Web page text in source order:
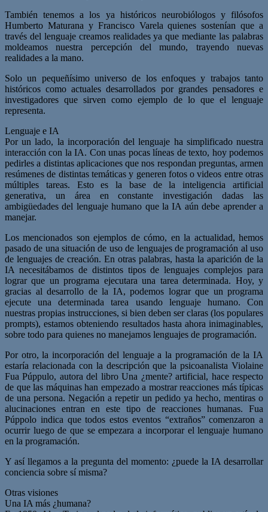
También tenemos a los ya históricos neurobiólogos y filósofos
Humberto Maturana y Francisco Varela quienes sostenían que a
través del lenguaje creamos realidades ya que mediante las palabras
moldeamos nuestra percepción del mundo, trayendo nuevas
realidades a la mano.
Solo un pequeñísimo universo de los enfoques y trabajos tanto
históricos como actuales desarrollados por grandes pensadores e
investigadores que sirven como ejemplo de lo que el lenguaje
representa.
Lenguaje e IA
Por un lado, la incorporación del lenguaje ha simplificado nuestra
interacción con la IA. Con unas pocas líneas de texto, hoy podemos
pedirles a distintas aplicaciones que nos respondan preguntas, armen
resúmenes de distintas temáticas y generen fotos o videos entre otras
múltiples tareas. Esto es la base de la inteligencia artificial
generativa, un área en constante investigación dadas las
ambigüedades del lenguaje humano que la IA aún debe aprender a
manejar.
Los mencionados son ejemplos de cómo, en la actualidad, hemos
pasado de una situación de uso de lenguajes de programación al uso
de lenguajes de creación. En otras palabras, hasta la aparición de la
IA necesitábamos de distintos tipos de lenguajes complejos para
lograr que un programa ejecutara una tarea determinada. Hoy, y
gracias al desarrollo de la IA, podemos lograr que un programa
ejecute una determinada tarea usando lenguaje humano. Con
nuestras propias instrucciones, si bien deben ser claras (los populares
prompts), estamos obteniendo resultados hasta ahora inimaginables,
sobre todo para quienes no manejamos lenguajes de programación.
Por otro, la incorporación del lenguaje a la programación de la IA
estaría relacionada con la descripción que la psicoanalista Violaine
Fua Púppulo, autora del libro Una ¿mente? artificial, hace respecto
de que las máquinas han empezado a mostrar reacciones más típicas
de una persona. Negación a repetir un pedido ya hecho, mentiras o
alucinaciones entran en este tipo de reacciones humanas. Fua
Púppolo indica que todos estos eventos “extraños” comenzaron a
ocurrir luego de que se empezara a incorporar el lenguaje humano
en la programación.
Y así llegamos a la pregunta del momento: ¿puede la IA desarrollar
conciencia sobre sí misma?
Otras visiones
Una IA más ¿humana?